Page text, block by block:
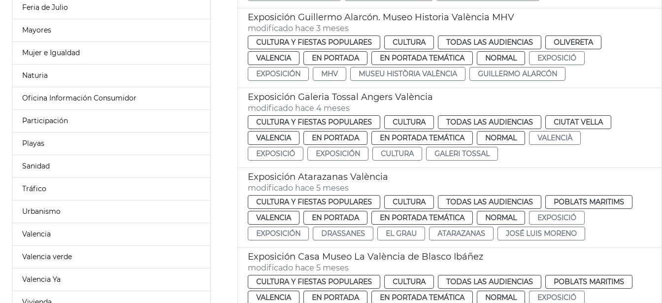
Feria de Julio
Mayores
Mujer e Igualdad
Naturia
Oficina Información Consumidor
Participación
Playas
Sanidad
Tráfico
Urbanismo
Valencia
Valencia verde
Valencia Ya
Exposición Guillermo Alarcón. Museo Historia València MHV
modificado hace 3 meses
CULTURA Y FIESTAS POPULARES CULTURA TODAS LAS AUDIENCIAS
OLIVERETA
VALENCIA
EN PORTADA EN PORTADA TEMÁTICA NORMAL
EXPOSICIÓ
EXPOSICIÓN
MHV MUSEU HISTÒRIA VALÈNCIA GUILLERMO ALARCÓN
Exposición Galeria Tossal Angers València
modificado hace 4 meses
CULTURA Y FIESTAS POPULARES CULTURA TODAS LAS AUDIENCIAS
CIUTAT VELLA
VALENCIA
EN PORTADA EN PORTADA TEMÁTICA NORMAL
VALENCIÀ
EXPOSICIÓ
EXPOSICIÓN CULTURA GALERI TOSSAL
Exposición Atarazanas València
modificado hace 5 meses
CULTURA Y FIESTAS POPULARES CULTURA TODAS LAS AUDIENCIAS
POBLATS MARITIMS
VALENCIA
EN PORTADA EN PORTADA TEMÁTICA NORMAL
EXPOSICIÓ
EXPOSICIÓN
DRASSANES EL GRAU ATARAZANAS JOSÉ LUIS MORENO
Exposición Casa Museo La València de Blasco Ibáñez
modificado hace 5 meses
CULTURA Y FIESTAS POPULARES CULTURA TODAS LAS AUDIENCIAS
POBLATS MARITIMS
VALENCIA
EN PORTADA EN PORTADA TEMÁTICA NORMAL
EXPOSICIÓ